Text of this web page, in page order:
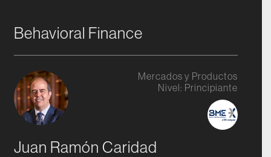
Behavioral Finance
Mercados y Productos
Nivel: Principiante
Juan Ramón Caridad